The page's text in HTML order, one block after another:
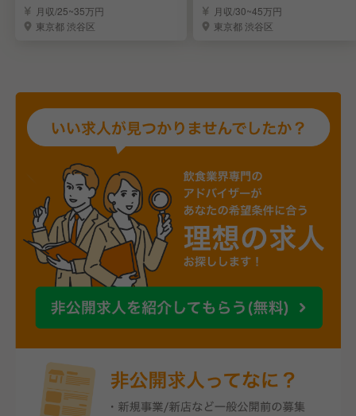
長候補】
月収/25~35万円
東京都 渋谷区
月収/30~45万円
東京都 渋谷区